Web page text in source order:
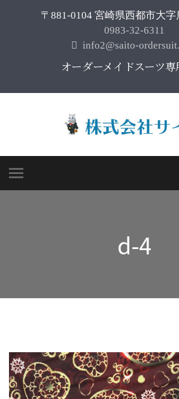
〒881-0104 宮崎県西都市大字
0983-32-6311
info2@saito-
オーダーメイドスーツ
d-4
Google+